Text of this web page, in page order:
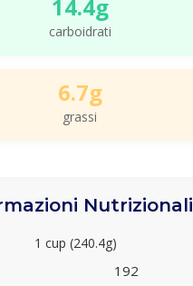
14.4g
carboidrati
6.7g
grassi
Nutrizionali
1 cup (240.4g)
192